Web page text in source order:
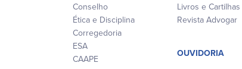
Conselho
Ética e Disciplina
Corregedoria
ESA
CAAPE
Livros e Cartilhas
Revista Advogar
OUVIDORIA